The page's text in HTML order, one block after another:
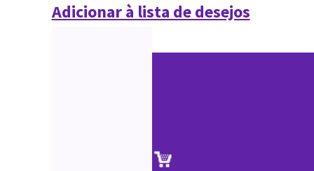
Adicionar à lista de desejos